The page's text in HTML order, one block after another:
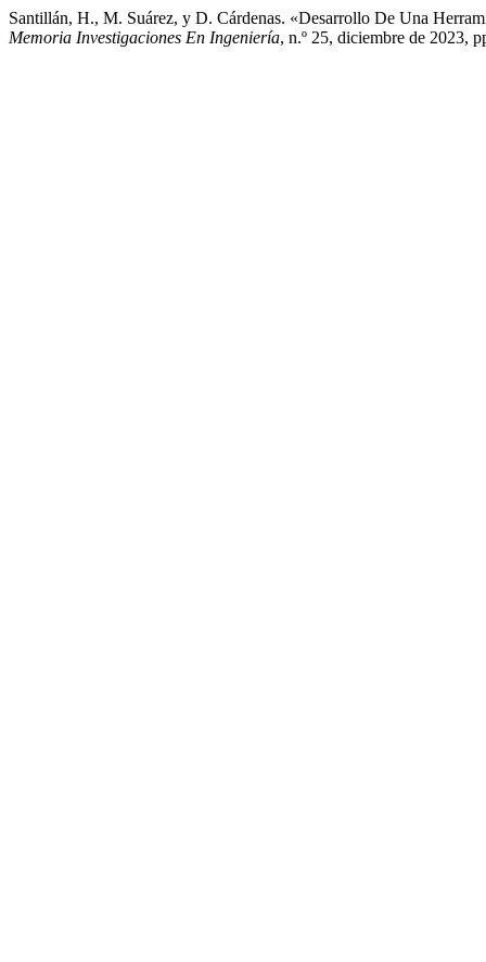
Santillán, H., M. Suárez, y D. Cárdenas. «Desarrollo De Una
Memoria Investigaciones En Ingeniería, n.º 25, diciembre de 2023,